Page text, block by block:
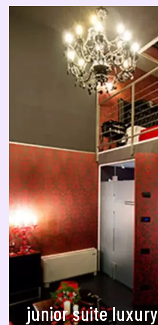
junior suite luxury